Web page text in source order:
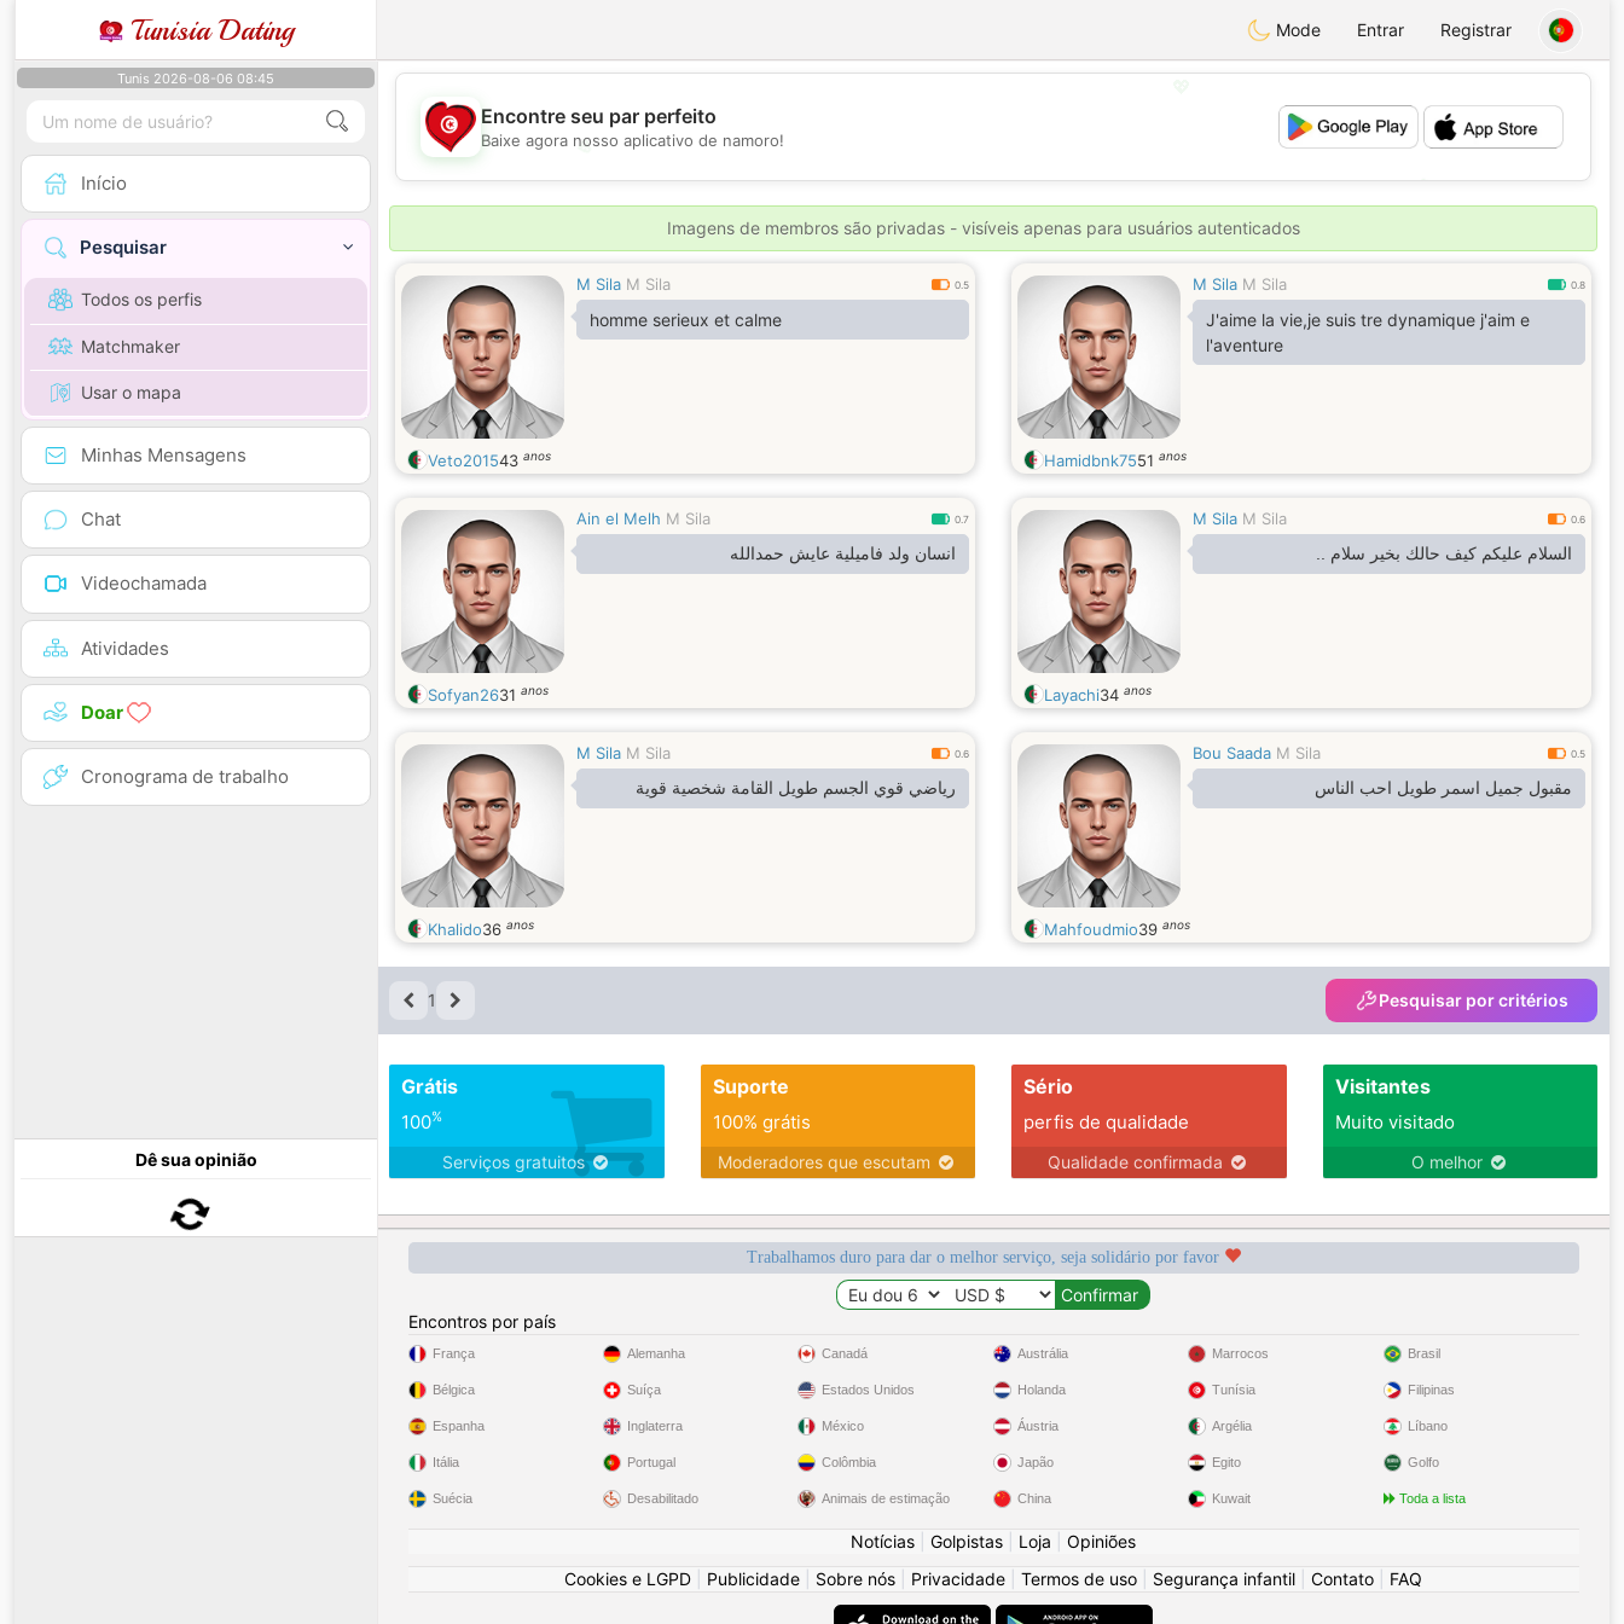
Tunisia Dating Mode Entrar Registrar
Tunis 2026-08-06 08:45
Início
Pesquisar
Todos os perfis
Matchmaker
Usar o mapa
Minhas Mensagens
Chat
Videochamada
Atividades
Doar
Cronograma de trabalho
Dê sua opinião
💖
💕
💕
Encontre seu par perfeito
Baixe agora nosso aplicativo de namoro!
Imagens de membros são privadas - visíveis apenas para usuários autenticados
M Sila M Sila 0.5
homme serieux et calme
Veto201543 anos
M Sila M Sila 0.8
J'aime la vie,je suis tre dynamique j'aim e
l'aventure
Hamidbnk7551 anos
Ain el Melh M Sila 0.7
انسان ولد فاميلية عايش حمدالله
Sofyan2631 anos
M Sila M Sila 0.6
السلام عليكم كيف حالك بخير سلام ..
Layachi34 anos
M Sila M Sila 0.6
رياضي قوي الجسم طويل القامة شخصية قوية
Khalido36 anos
Bou Saada M Sila 0.5
مقبول جميل اسمر طويل احب الناس
Mahfoudmio39 anos
1 Pesquisar por critérios
Grátis
100%
Serviços gratuitos
Suporte
100% grátis
Moderadores que escutam
Sério
perfis de qualidade
Qualidade confirmada
Visitantes
Muito visitado
O melhor
Trabalhamos duro para dar o melhor serviço, seja solidário por favor
Encontros por país
França
Bélgica
Espanha
Itália
Suécia
Alemanha
Suíça
Inglaterra
Portugal
Desabilitado
Canadá
Estados Unidos
México
Colômbia
Animais de estimação
Austrália
Holanda
Áustria
Japão
China
Marrocos
Tunísia
Argélia
Egito
Kuwait
Brasil
Filipinas
Líbano
Golfo
Toda a lista
Notícias Golpistas Loja
Opiniões
Cookies e LGPD
Publicidade Sobre nós Privacidade Termos de uso Segurança infantil Contato FAQ